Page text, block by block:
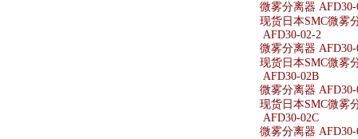
微雾分离器 AFD30-
现货日本SMC微雾
AFD30-02-2
微雾分离器 AFD30-
现货日本SMC微雾
AFD30-02B
微雾分离器 AFD30-
现货日本SMC微雾
AFD30-02C
微雾分离器 AFD30-